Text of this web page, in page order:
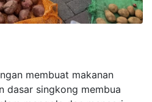
membuat makanan
dasar singkong membua